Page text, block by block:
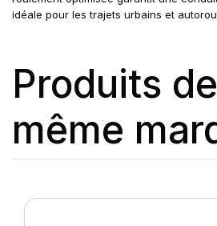
idéale pour les trajets urbains et
Produits
même